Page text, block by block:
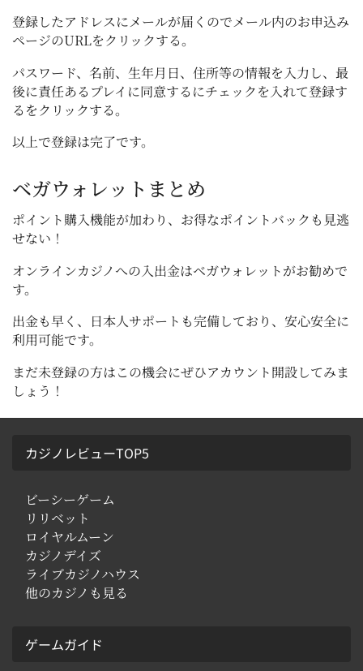
登録したアドレスにメールが届くのでメール内のお申込み
ページのURLをクリックする。
パスワード、名前、生年月日、住所等の情報を入力し、最
後に責任あるプレイに同意するにチェックを入れて登録す
るをクリックする。
以上で登録は完了です。
ベガウォレットまとめ
ポイント購入機能が加わり、お得なポイントバックも見逃
せない！
オンラインカジノへの入出金はベガウォレットがお勧めで
す。
出金も早く、日本人サポートも完備しており、安心安全に
利用可能です。
まだ未登録の方はこの機会にぜひアカウント開設してみま
しょう！
カジノレビューTOP5
ビーシーゲーム
リリベット
ロイヤルムーン
カジノデイズ
ライブカジノハウス
他のカジノも見る
ゲームガイド